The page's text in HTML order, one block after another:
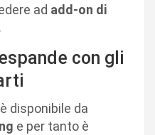
ad add-on di
con gli
disponibile da
e per tanto è